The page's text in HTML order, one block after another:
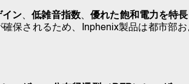
イン、低雑音指数、優れた飽和電力を特
確保されるため、Inphenix製品は都市部